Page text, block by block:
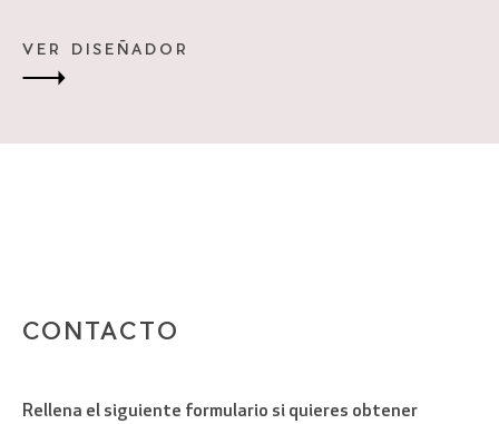
VER DISEÑADOR
CONTACTO
Rellena el siguiente formulario si quieres obtener